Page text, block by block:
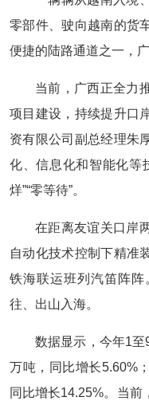
零部件、驶向越南的
便捷的陆路通道之一，
当前，广西正全力
项目建设，持续提升口
资有限公司副总经理朱
化、信息化和智能化等
烊”“零等待”。
在距离友谊关口岸
自动化技术控制下精准
铁海联运班列汽笛阵
往、出山入海。
数据显示，今年1至
万吨，同比增长5.60%
同比增长14.25%。当前